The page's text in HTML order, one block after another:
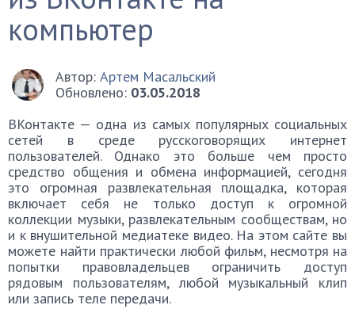
компьютер
Автор: Артем Масальский
Обновлено: 03.05.2018
ВКонтакте — одна из самых популярных социальных
сетей в среде русскоговорящих интернет
пользователей. Однако это больше чем просто
средство общения и обмена информацией, сегодня
это огромная развлекательная площадка, которая
включает себя не только доступ к огромной
коллекции музыки, развлекательным сообществам, но
и к внушительной медиатеке видео. На этом сайте вы
можете найти практически любой фильм, несмотря на
попытки правовладельцев ограничить доступ
рядовым пользователям, любой музыкальный клип
или запись теле передачи.